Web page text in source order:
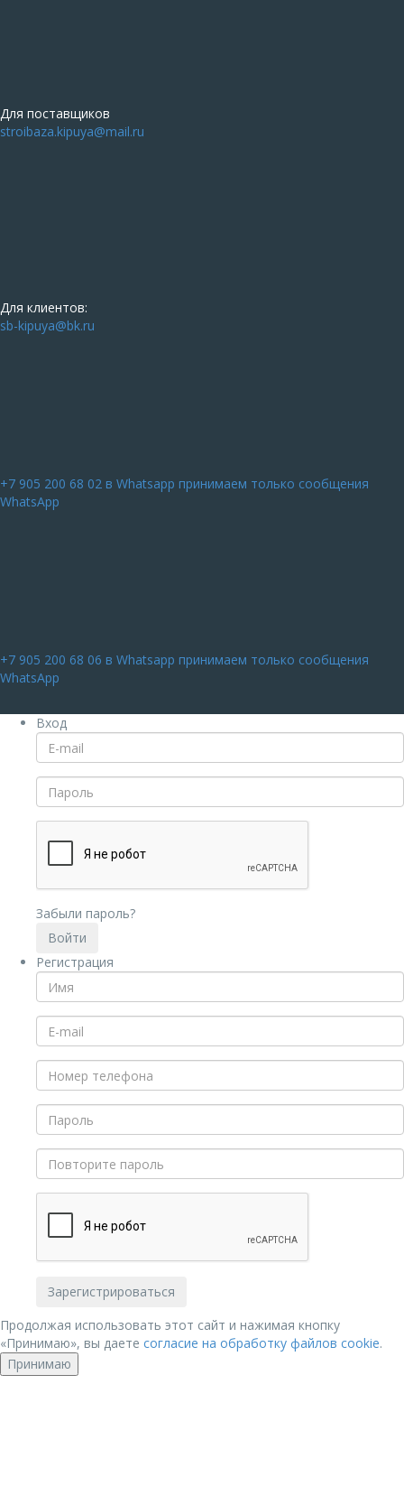
Для поставщиков
stroibaza.kipuya@mail.ru
Для клиентов:
sb-kipuya@bk.ru
+7 905 200 68 02 в Whatsapp принимаем только сообщения
WhatsApp
+7 905 200 68 06 в Whatsapp принимаем только сообщения
WhatsApp
Вход
Забыли пароль?
Регистрация
Продолжая использовать этот сайт и нажимая кнопку
«Принимаю», вы даете согласие на обработку файлов cookie.
Принимаю